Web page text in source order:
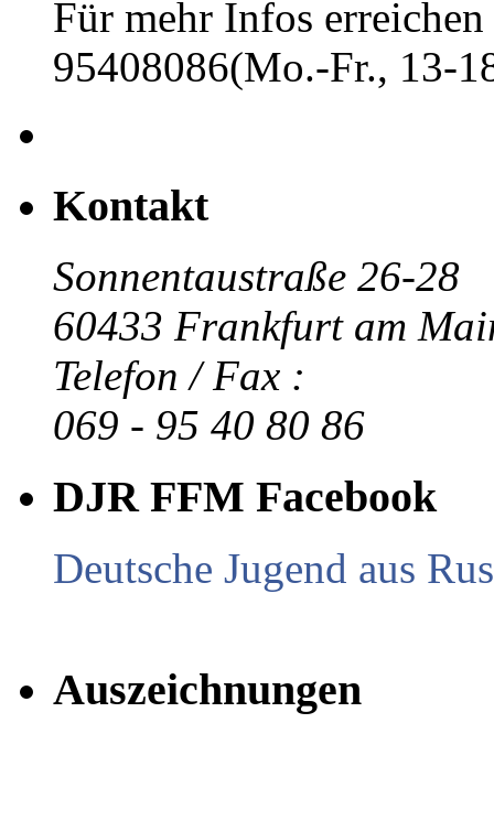
Für mehr Infos
95408086(Mo.-Fr., 13-
Kontakt
Sonnentaustraße 26-28
60433 Frankfurt am
Telefon / Fax :
069 - 95 40 80 86
DJR FFM Facebook
Deutsche Jugend aus
Auszeichnungen